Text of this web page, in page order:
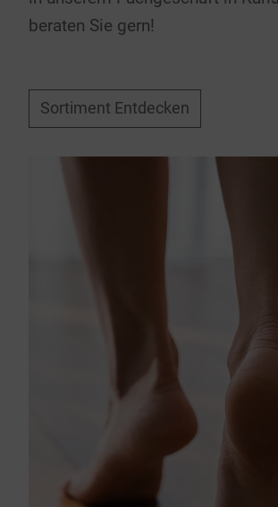
beraten Sie gern!
Sortiment Entdecken